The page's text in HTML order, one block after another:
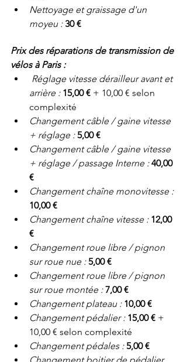
Nettoyage et graissage d'un
moyeu : 30 €
Prix des réparations de transmission de
vélos à Paris :
Réglage vitesse dérailleur avant et
arrière : 15,00 € + 10,00 € selon
complexité
Changement câble / gaine vitesse
+ réglage : 5,00 €
Changement câble / gaine vitesse
+ réglage / passage Interne : 40,00
€
Changement chaîne monovitesse :
10,00 €
Changement chaîne vitesse : 12,00
€
Changement roue libre / pignon
sur roue nue : 5,00 €
Changement roue libre / pignon
sur roue montée : 7,00 €
Changement plateau : 10,00 €
Changement pédalier : 15,00 € +
10,00 € selon complexité
Changement pédales : 5,00 €